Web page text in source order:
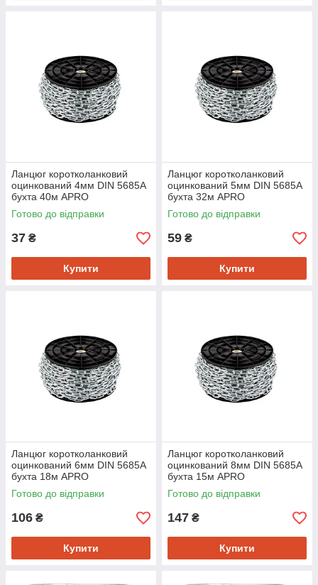
Ланцюг коротколанковий
оцинкований 4мм DIN 5685A
бухта 40м APRO
Готово до відправки
37 ₴
Купити
Ланцюг коротколанковий
оцинкований 5мм DIN 5685A
бухта 32м APRO
Готово до відправки
59 ₴
Купити
Ланцюг коротколанковий
оцинкований 6мм DIN 5685A
бухта 18м APRO
Готово до відправки
106 ₴
Купити
Ланцюг коротколанковий
оцинкований 8мм DIN 5685А
бухта 15м APRO
Готово до відправки
147 ₴
Купити